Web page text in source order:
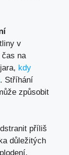
v
čas na
kdy
. Stříhání
způsobit
příliš
důležitých